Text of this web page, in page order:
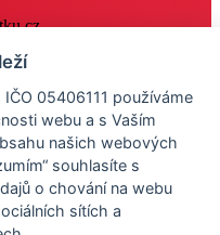
údaje
cookies
05406111 používáme
webu a s Vaším
našich webových
souhlasíte s
o chování na webu
sítích a